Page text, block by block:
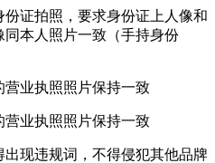
证拍照，要求身份证上人像和
本人照片一致（手持身份
业执照照片保持一致
业执照照片保持一致
现违规词，不得侵犯其他品牌